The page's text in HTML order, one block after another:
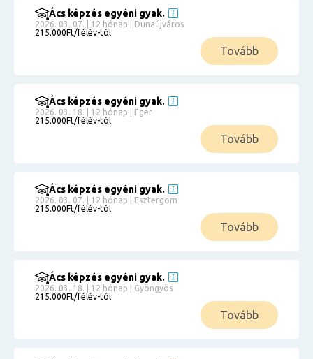
Ács képzés egyéni gyak.
2026. 03. 07. | 12 hónap | Dunaújváros
215.000Ft/félév-tól
Tovább
Ács képzés egyéni gyak.
2026. 03. 18. | 12 hónap | Eger
215.000Ft/félév-tól
Tovább
Ács képzés egyéni gyak.
2026. 03. 07. | 12 hónap | Esztergom
215.000Ft/félév-tól
Tovább
Ács képzés egyéni gyak.
2026. 03. 18. | 12 hónap | Gyöngyös
215.000Ft/félév-tól
Tovább